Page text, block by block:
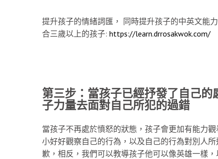
提升孩子的情緒詞匯， 同時提升孩子的中英文能
合三歲以上的孩子: https://learn.drrosakwok.com/
第三步：當孩子已經抒發了自己
子力量去面對自己所犯的過錯
當孩子不再處於憤怒的狀態，孩子會更加有能力
小好好觀察自己的行為，以及自己的行為對別人
歉，相反，我們可以教導孩子他可以像英雄一樣